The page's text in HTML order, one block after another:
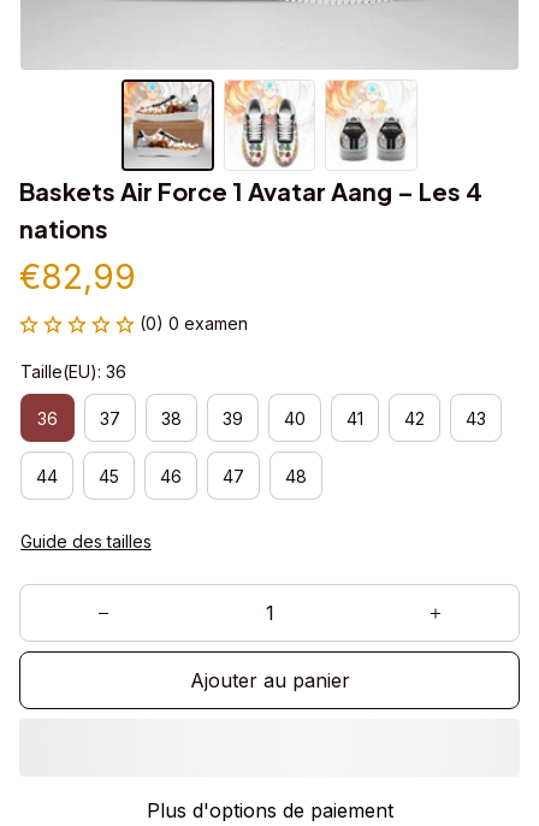
Baskets Air Force 1 Avatar Aang – Les 4
nations
€82,99
(0) 0 examen
Taille(EU): 36
36 37 38 39 40 41 42 43
44 45 46 47 48
Guide des tailles
Ajouter au panier
Plus d'options de paiement